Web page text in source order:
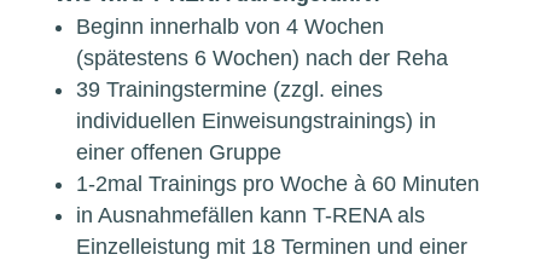
Beginn innerhalb von 4 Wochen
(spätestens 6 Wochen) nach der Reha
39 Trainingstermine (zzgl. eines
individuellen Einweisungstrainings) in
einer offenen Gruppe
1-2mal Trainings pro Woche à 60 Minuten
in Ausnahmefällen kann T-RENA als
Einzelleistung mit 18 Terminen und einer